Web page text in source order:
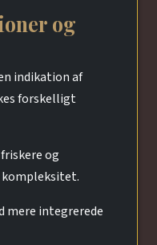
og
indikation af
forskelligt
og
mere integrerede